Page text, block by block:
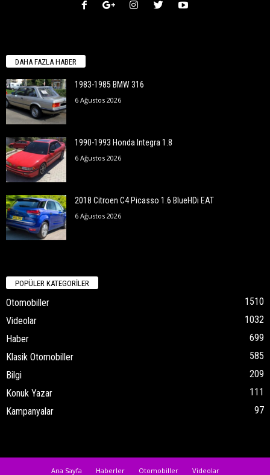
DAHA FAZLA HABER
1983-1985 BMW 316
6 Ağustos 2026
1990-1993 Honda Integra 1.8
6 Ağustos 2026
2018 Citroen C4 Picasso 1.6 BlueHDi EAT
6 Ağustos 2026
POPÜLER KATEGORİLER
Otomobiller
1510
Videolar
1032
Haber
699
Klasik Otomobiller
585
Bilgi
209
Konuk Yazar
111
Kampanyalar
97
Ana Sayfa Haberler Otomobiller Videolar